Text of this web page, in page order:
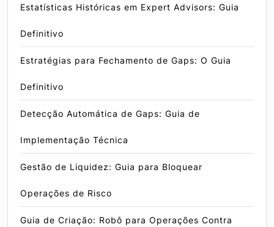
Estatísticas Históricas em Expert Advisors: Guia
Definitivo
Estratégias para Fechamento de Gaps: O Guia
Definitivo
Detecção Automática de Gaps: Guia de
Implementação Técnica
Gestão de Liquidez: Guia para Bloquear
Operações de Risco
Guia de Criação: Robô para Operações Contra